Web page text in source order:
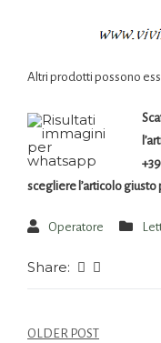
Altri prodotti possono
scegliere l’articolo giusto
Operatore
Share:
OLDER POST